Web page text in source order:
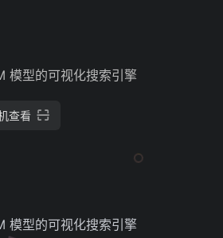
模型的可视化搜索引擎
查看
模型的可视化搜索引擎